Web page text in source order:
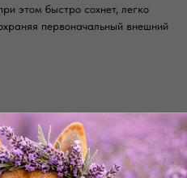
этом быстро сохнет, легко
первоначальный внешний